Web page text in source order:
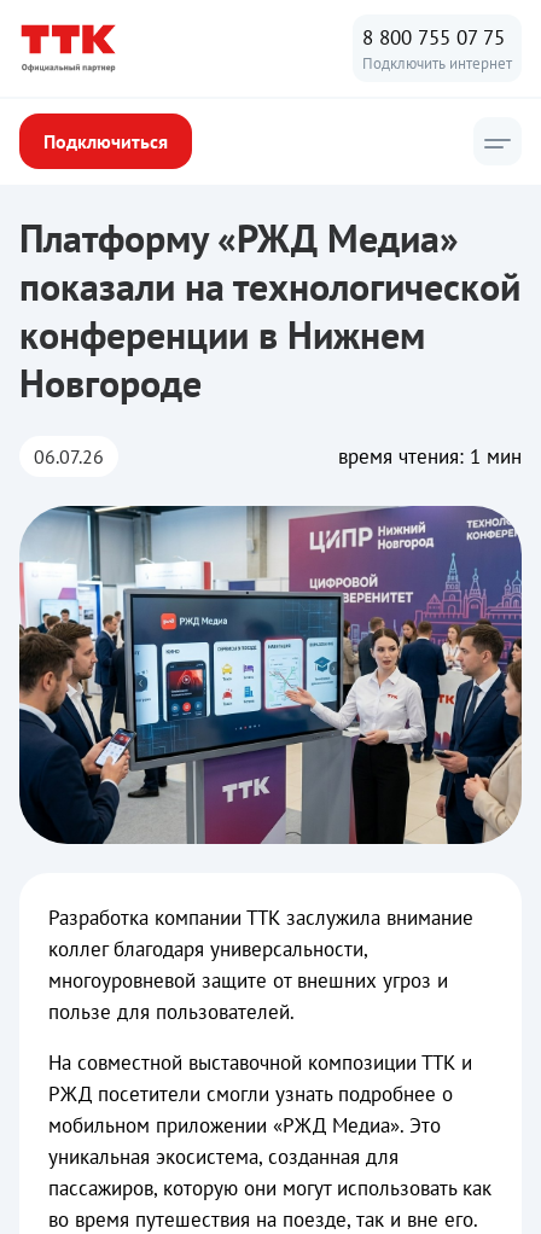
8 800 755 07 75
Подключить интернет
Подключиться
ТТК Новости ТТК
Платформу «РЖД Медиа»
показали на технологической
конференции в Нижнем
Новгороде
06.07.26 время чтения: 1 мин
Разработка компании ТТК заслужила внимание
коллег благодаря универсальности,
многоуровневой защите от внешних угроз и
пользе для пользователей.
На совместной выставочной композиции ТТК и
РЖД посетители смогли узнать подробнее о
мобильном приложении «РЖД Медиа». Это
уникальная экосистема, созданная для
пассажиров, которую они могут использовать как
во время путешествия на поезде, так и вне его.